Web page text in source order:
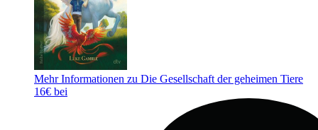
Mehr Informationen zu Die Gesellschaft der geheimen Tiere
16€ bei